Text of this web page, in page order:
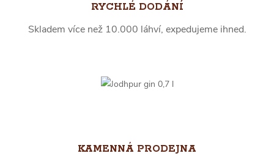
RYCHLÉ DODÁNÍ
Skladem více než 10.000 láhví, expedujeme ihned.
KAMENNÁ PRODEJNA